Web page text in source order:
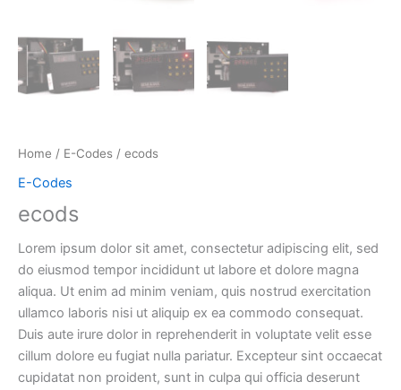
Home / E-Codes / ecods
E-Codes
ecods
Lorem ipsum dolor sit amet, consectetur adipiscing elit, sed
do eiusmod tempor incididunt ut labore et dolore magna
aliqua. Ut enim ad minim veniam, quis nostrud exercitation
ullamco laboris nisi ut aliquip ex ea commodo consequat.
Duis aute irure dolor in reprehenderit in voluptate velit esse
cillum dolore eu fugiat nulla pariatur. Excepteur sint occaecat
cupidatat non proident, sunt in culpa qui officia deserunt